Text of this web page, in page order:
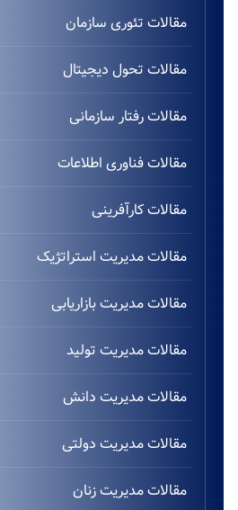
مقالات تئوری سازمان
مقالات تحول دیجیتال
مقالات رفتار سازمانی
مقالات فناوری اطلاعات
مقالات کارآفرینی
مقالات مدیریت استراتژیک
مقالات مدیریت بازاریابی
مقالات مدیریت تولید
مقالات مدیریت دانش
مقالات مدیریت دولتی
مقالات مدیریت زنان